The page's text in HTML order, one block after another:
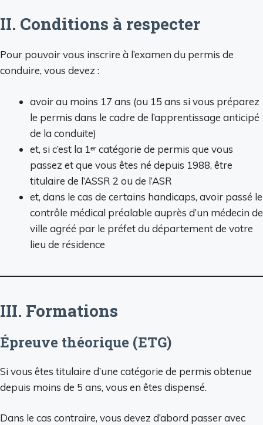
II. Conditions à respecter
Pour pouvoir vous inscrire à l’examen du permis de
conduire, vous devez :
avoir au moins 17 ans (ou 15 ans si vous préparez
le permis dans le cadre de l’apprentissage anticipé
de la conduite)
et, si c’est la 1ᵉʳ catégorie de permis que vous
passez et que vous êtes né depuis 1988, être
titulaire de l’ASSR 2 ou de l’ASR
et, dans le cas de certains handicaps, avoir passé le
contrôle médical préalable auprès d’un médecin de
ville agréé par le préfet du département de votre
lieu de résidence
III. Formations
Épreuve théorique (ETG)
Si vous êtes titulaire d’une catégorie de permis obtenue
depuis moins de 5 ans, vous en êtes dispensé.
Dans le cas contraire, vous devez d’abord passer avec